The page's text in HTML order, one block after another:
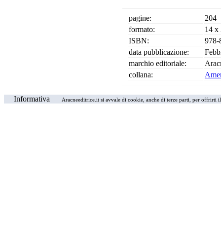
pagine:
204
formato:
14 x
ISBN:
978-
data pubblicazione:
marchio editoriale:
collana:
Informativa Aracneeditrice.it si avvale di cookie, anche di terze parti, per